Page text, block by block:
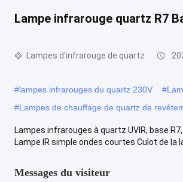
Lampe infrarouge quartz R7
Lampes d'infrarouge de quartz
#lampes infrarouges du quartz 230V #
#Lampes de chauffage de quartz de
Lampes infrarouges à quartz UVIR, base
Lampe IR simple ondes courtes Culot de la
Messages du visiteur